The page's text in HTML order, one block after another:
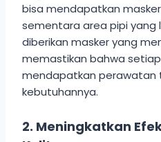
bisa mendapatkan
sementara area pipi yang
diberikan masker yang
memastikan bahwa
mendapatkan perawatan
kebutuhannya.
2. Meningkatkan